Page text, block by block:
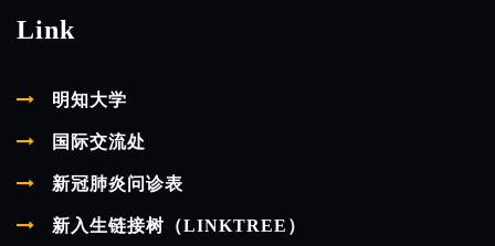
Link
明知大学
国际交流处
新冠肺炎问诊表
新入生链接树（LINKTREE）